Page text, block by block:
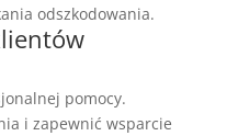
odszkodowania.
pomocy.
i zapewnić wsparcie